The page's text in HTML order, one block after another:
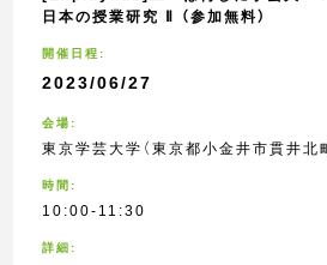
日本の授業研究 Ⅱ （参加無料）
開催日程:
2023/06/27
会場:
東京学芸大学（東京都小金井市貫井北
時間:
10:00-11:30
詳細: